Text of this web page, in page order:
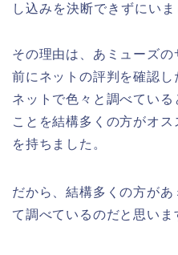
し込みを決断できずにいま
その理由は、あミューズ
前にネットの評判を確認し
ネットで色々と調べてい
ことを結構多くの方がオ
を持ちました。
だから、結構多くの方が
て調べているのだと思いま